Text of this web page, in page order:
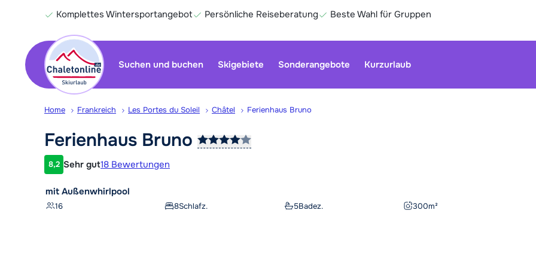
Komplettes Wintersportangebot Persönliche Reiseberatung Beste Wahl für Gruppen
Suchen und buchen Skigebiete Sonderangebote Kurzurlaub
Home Frankreich Les Portes du Soleil Châtel Ferienhaus Bruno
Ferienhaus Bruno
Kundenbewertung
8,2 Sehr gut18 Bewertungen
mit Außenwhirlpool
16 8Schlafz. 5Badez. 300m²